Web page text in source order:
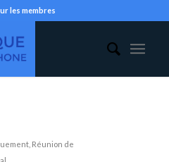
les membres
, Réunion de